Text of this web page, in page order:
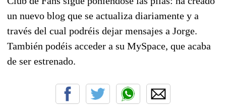
un nuevo blog que se actualiza diariamente y a
través del cual podréis dejar mensajes a Jorge.
También podéis acceder a su MySpace, que acaba
de ser estrenado.